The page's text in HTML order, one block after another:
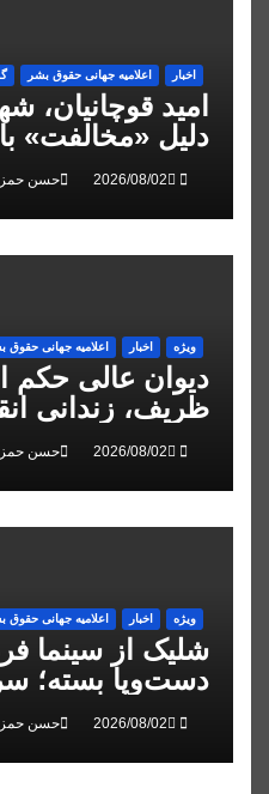
اخبار اعلاميه جهانی حقوق بشر
امید قوچانیان،
سال زندان
حسن
ویژه اخبار اعلاميه جهانی حقوق
دیوان عالی حکم
ظریف، زندانی
کرد
حسن
ویژه اخبار اعلاميه جهانی حقوق
شلیک از سینما
دست‌وپا بسته؛
در البرز
حسن